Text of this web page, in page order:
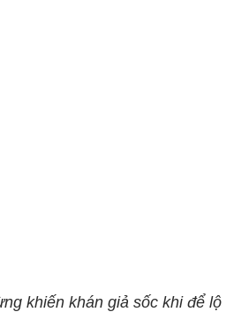
khiến khán giả sốc khi để lộ